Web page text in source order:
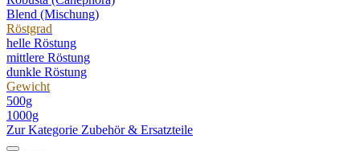
Blend (Mischung)
Röstgrad
helle Röstung
mittlere Röstung
dunkle Röstung
Gewicht
500g
1000g
Zur Kategorie Zubehör & Ersatzteile